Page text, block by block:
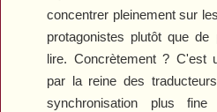
concentrer pleinement sur
protagonistes plutôt que
lire. Concrètement ? C'est
par la reine des
synchronisation plus